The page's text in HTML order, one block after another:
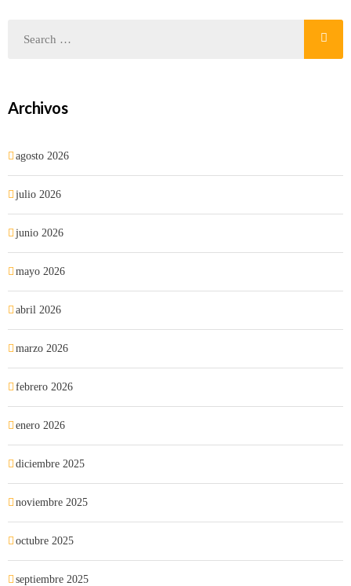
Archivos
agosto 2026
julio 2026
junio 2026
mayo 2026
abril 2026
marzo 2026
febrero 2026
enero 2026
diciembre 2025
noviembre 2025
octubre 2025
septiembre 2025